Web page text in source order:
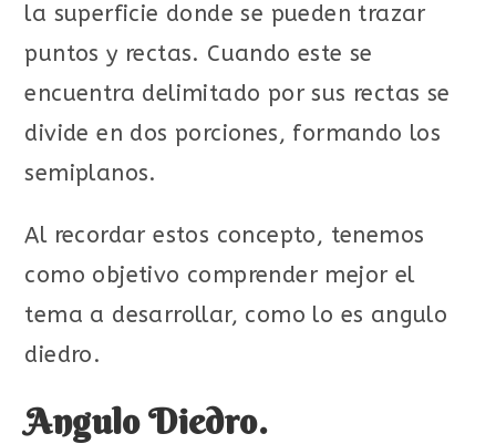
la superficie donde se pueden trazar
puntos y rectas. Cuando este se
encuentra delimitado por sus rectas se
divide en dos porciones, formando los
semiplanos.
Al recordar estos concepto, tenemos
como objetivo comprender mejor el
tema a desarrollar, como lo es angulo
diedro.
Angulo Diedro.